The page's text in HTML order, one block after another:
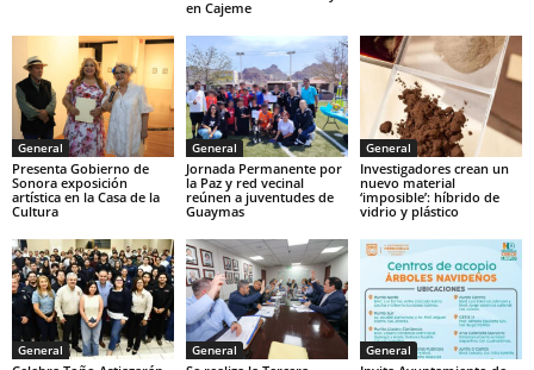
en Cajeme
General
Presenta Gobierno de
Sonora exposición
artística en la Casa de la
Cultura
General
Jornada Permanente por
la Paz y red vecinal
reúnen a juventudes de
Guaymas
General
Investigadores crean un
nuevo material
‘imposible’: híbrido de
vidrio y plástico
General General General